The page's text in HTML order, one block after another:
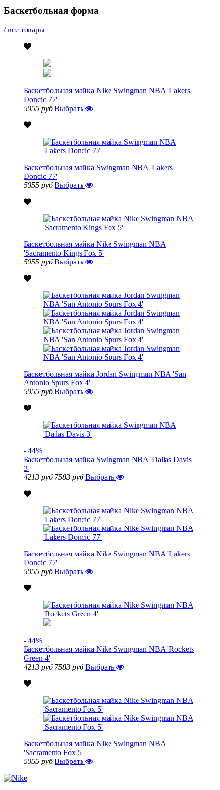
Баскетбольная форма
/ все товары
Баскетбольная майка Nike Swingman NBA 'Lakers
Doncic 77'
5055 руб Выбрать
Баскетбольная майка Swingman NBA 'Lakers
Doncic 77'
5055 руб Выбрать
Баскетбольная майка Nike Swingman NBA
'Sacramento Kings Fox 5'
5055 руб Выбрать
Баскетбольная майка Jordan Swingman NBA 'San
Antonio Spurs Fox 4'
5055 руб Выбрать
- 44%
Баскетбольная майка Swingman NBA 'Dallas Davis
3'
4213 руб 7583 руб Выбрать
Баскетбольная майка Nike Swingman NBA 'Lakers
Doncic 77'
5055 руб Выбрать
- 44%
Баскетбольная майка Nike Swingman NBA 'Rockets
Green 4'
4213 руб 7583 руб Выбрать
Баскетбольная майка Nike Swingman NBA
'Sacramento Fox 5'
5055 руб Выбрать